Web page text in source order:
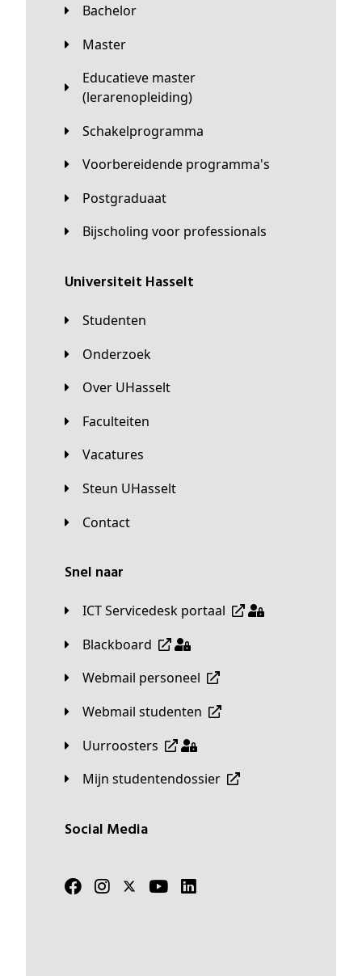
Bachelor
Master
Educatieve master
(lerarenopleiding)
Schakelprogramma
Voorbereidende programma's
Postgraduaat
Bijscholing voor professionals
universiteit Hasselt
Studenten
Onderzoek
Over UHasselt
Faculteiten
Vacatures
Steun UHasselt
Contact
Snel naar
ICT Servicedesk portaal
Blackboard
Webmail personeel
Webmail studenten
Uurroosters
Mijn studentendossier
Social Media